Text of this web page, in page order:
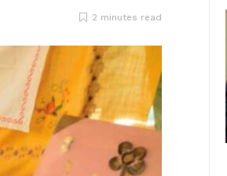
2 minutes read